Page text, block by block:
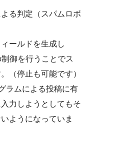
る判定（スパムロボ
ールドを生成し
御を行うことでス
（停止も可能です）
ラムによる投稿に有
力しようとしてもそ
ようになっていま